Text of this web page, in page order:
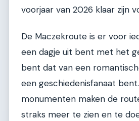
voorjaar van 2026 klaar zijn
De Maczekroute is er voor
een dagje uit bent met het
bent dat van een
een geschiedenisfanaat
monumenten maken de
straks meer te zien en te